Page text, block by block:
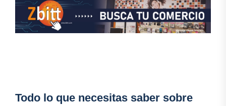
Todo lo que necesitas saber sobre